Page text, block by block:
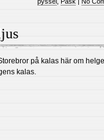
på kalas här om
kalas.